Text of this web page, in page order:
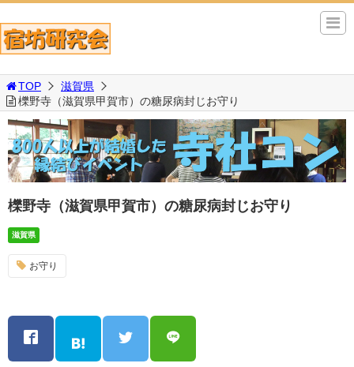
TOP
滋賀県
櫟野寺（滋賀県甲賀市）の糖尿病封じお守り
櫟野寺（滋賀県甲賀市）の糖尿病封じお守り
滋賀県
お守り